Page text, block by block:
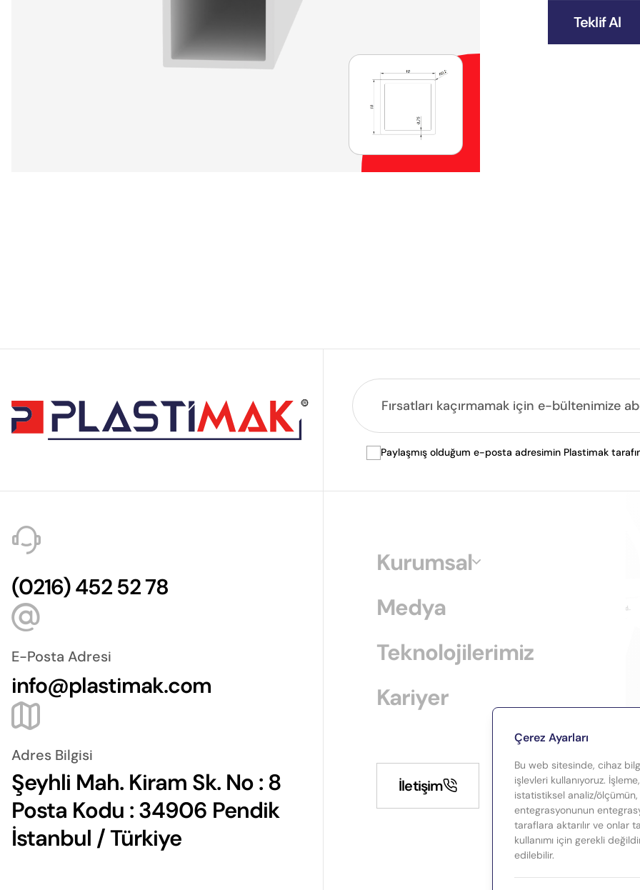
Teklif Al
Paylaşmış olduğum e-posta adresimin Plastimak
(0216) 452 52 78
E-Posta Adresi
info@plastimak.com
Adres Bilgisi
Şeyhli Mah. Kiram Sk. No : 8
Posta Kodu : 34906 Pendik
İstanbul / Türkiye
Kurumsal
Medya
Teknolojilerimiz
Kariyer
İletişim
Çerez Ayarları
Bu web sitesinde, cihaz
işlevleri kullanıyoruz.
istatistiksel analiz/ölçümün,
entegrasyonunun
taraflara aktarılır ve onlar
kullanımı için gerekli
edilebilir.